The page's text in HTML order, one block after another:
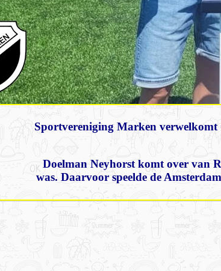
Sportvereniging Marken verwelkomt
Doelman Neyhorst komt over van
was. Daarvoor speelde de